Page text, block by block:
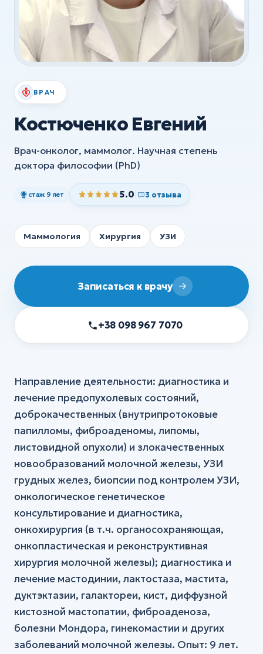
УЗИ
Хирургия
Флебология
Ортопедия и травматология
Анестезия
ВРАЧ
Костюченко Евгений
Врач-онколог, маммолог. Научная степень
доктора философии (PhD)
стаж 9 лет 5.0 3 отзыва
Маммология Хирургия УЗИ
Записаться к врачу
+38 098 967 7070
Направление деятельности: диагностика и
лечение предопухолевых состояний,
доброкачественных (внутрипротоковые
папилломы, фиброаденомы, липомы,
листовидной опухоли) и злокачественных
новообразований молочной железы, УЗИ
грудных желез, биопсии под контролем УЗИ,
онкологическое генетическое
консультирование и диагностика,
онкохирургия (в т.ч. органосохраняющая,
онкопластическая и реконструктивная
хирургия молочной железы); диагностика и
лечение мастодинии, лактостаза, мастита,
дуктэктазии, галактореи, кист, диффузной
кистозной мастопатии, фиброаденоза,
болезни Мондора, гинекомастии и других
заболеваний молочной железы. Опыт: 9 лет.